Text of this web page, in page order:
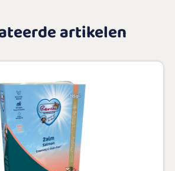
artikelen